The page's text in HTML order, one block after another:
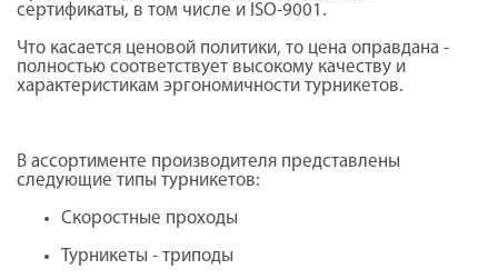
сертификаты, в том числе и ISO-9001.
Что касается ценовой политики, то цена оправдана -
полностью соответствует высокому качеству и
характеристикам эргономичности турникетов.
В ассортименте производителя представлены
следующие типы турникетов:
Скоростные проходы
Турникеты - триподы